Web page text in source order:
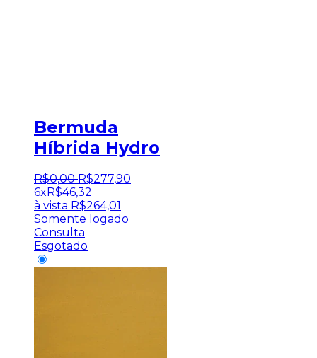
Bermuda
Híbrida Hydro
R$0,00 R$277,90
6x R$46,32
à vista R$264,01
Somente logado
Consulta
Esgotado